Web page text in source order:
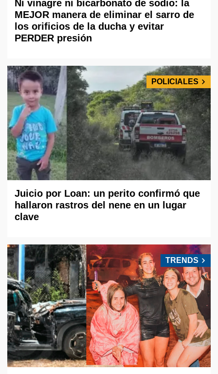
Ni vinagre ni bicarbonato de sodio: la
MEJOR manera de eliminar el sarro de
los orificios de la ducha y evitar
PERDER presión
POLICIALES
Juicio por Loan: un perito confirmó que
hallaron rastros del nene en un lugar
clave
TRENDS